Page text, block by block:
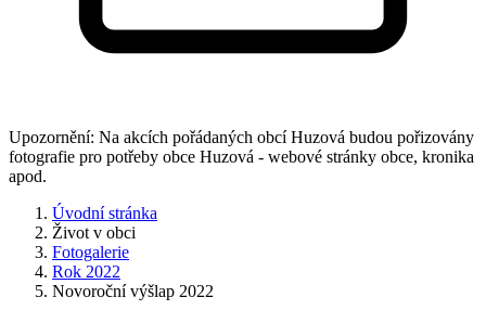
Upozornění: Na akcích pořádaných obcí Huzová budou pořizovány
fotografie pro potřeby obce Huzová - webové stránky obce, kronika
apod.
Úvodní stránka
Život v obci
Fotogalerie
Rok 2022
Novoroční výšlap 2022